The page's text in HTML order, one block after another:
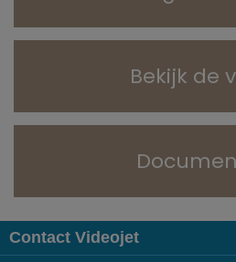
Bekijk de
Contact Videojet